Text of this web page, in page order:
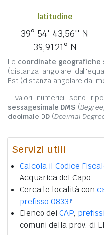
latitudine
39° 54' 43,56'' N
39,9121° N
Le coordinate geografiche
(distanza angolare
Est (distanza angolare dal
I valori numerici sono
sessagesimale DMS (
decimale DD (Decimal
Servizi utili
Calcola il Codice
Acquarica del Capo
Cerca le località con
prefisso 0833
Elenco dei CAP, prefissi
comuni della prov. di